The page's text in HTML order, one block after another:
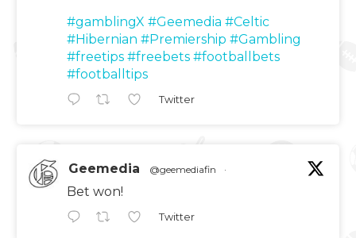
#gamblingX #Geemedia #Celtic
#Hibernian #Premiership #Gambling
#freetips #freebets #footballbets
#footballtips
Twitter
Geemedia @geemediafin ·
Bet won!
Twitter